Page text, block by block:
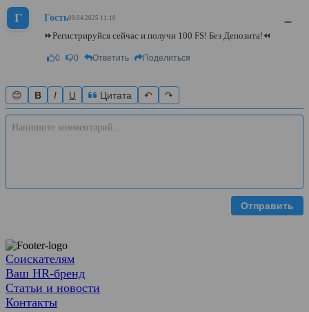
Г Гость09.04.2025 11:10 –
⏩Регистрируйся сейчас и получи 100 FS! Без Депозита!⏪
0 0 Ответить Поделиться
😊 B I U Цитата ↶ ↷
Отправить
Соискателям
Ваш HR-бренд
Статьи и новости
Контакты